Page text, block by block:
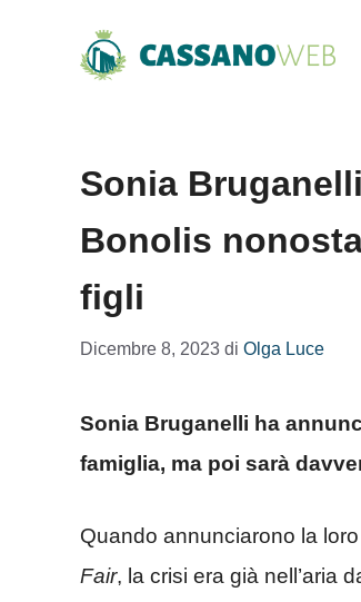
Sonia
Bonolis
figli
Dicembre 8, 2023 di Olga Luce
Sonia Bruganelli ha
famiglia, ma poi sarà
Quando annunciarono la
Fair, la crisi era già nell’aria